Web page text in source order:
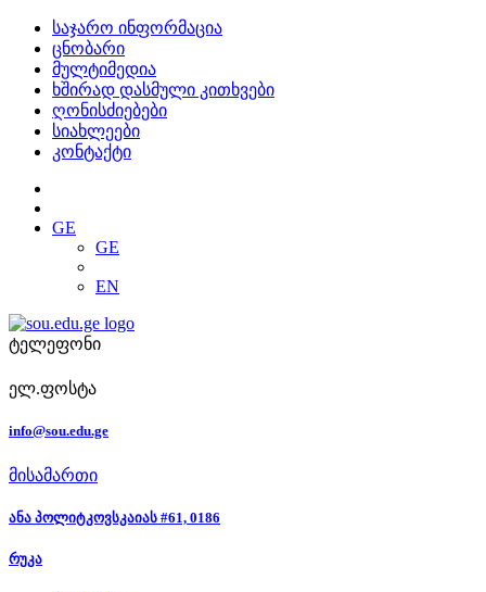
საჯარო ინფორმაცია
ცნობარი
მულტიმედია
ხშირად დასმული კითხვები
ღონისძიებები
სიახლეები
კონტაქტი
GE
GE
EN
ტელეფონი
ელ.ფოსტა
info@sou.edu.ge
მისამართი
ანა პოლიტკოვსკაიას #61, 0186
რუკა